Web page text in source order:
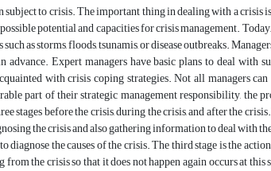
subject to crisis. The important thing in dealing with a
potential and capacities for crisis management.
as storms, floods, tsunamis, or disease outbreaks.
Expert managers have basic plans to deal with
with crisis coping strategies. Not all managers
part of their strategic management responsibility,
stages before the crisis, during the crisis, and after the
the crisis and also gathering information to deal with
diagnose the causes of the crisis. The third stage is the
the crisis so that it does not happen again occurs at